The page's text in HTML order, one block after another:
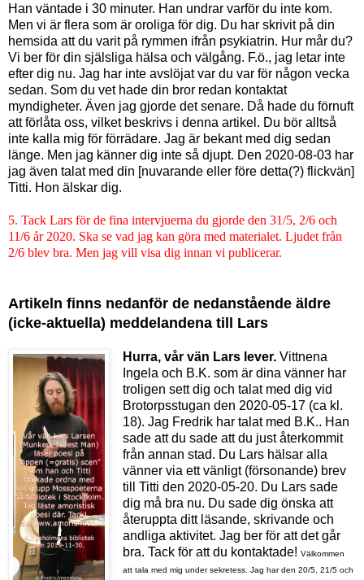
Han väntade i 30 minuter. Han undrar varför du inte kom.
Men vi är flera som är oroliga för dig. Du har skrivit på din
hemsida att du varit på rymmen ifrån psykiatrin. Hur mår du?
Vi ber för din själsliga hälsa och välgång. F.ö., jag letar inte
efter dig nu. Jag har inte avslöjat var du var för någon vecka
sedan. Som du vet hade din bror redan kontaktat
myndigheter. Även jag gjorde det senare. Då hade du förnuft
att förlåta oss, vilket beskrivs i denna artikel. Du bör alltså
inte kalla mig för förrädare. Jag är bekant med dig sedan
länge. Men jag känner dig inte så djupt. Den 2020-08-03 har
jag även talat med din [nuvarande eller före detta(?) flickvän]
Titti. Hon älskar dig.
5. Tack Lars för de fina intervjuerna du gjorde den 31/5, 2/6 och
11/6 år 2020. Ska se vad jag kan göra med materialet. Ljudet från
2/6 blev bra. Men jag vill visa dig innan vi publicerar.
Artikeln finns nedanför de nedanstående äldre
(icke-aktuella) meddelandena till Lars
Hurra, vår vän Lars lever. Vittnena
Ingela och B.K. som är dina vänner har
troligen sett dig och talat med dig vid
Brotorpsstugan den 2020-05-17 (ca kl.
18). Jag Fredrik har talat med B.K.. Han
sade att du sade att du just återkommit
från annan stad. Du Lars hälsar alla
vänner via ett vänligt (försonande) brev
till Titti den 2020-05-20. Du Lars sade
dig må bra nu. Du sade dig önska att
återuppta ditt läsande, skrivande och
andliga aktivitet. Jag ber för att det går
bra. Tack för att du kontaktade! Välkommen
att tala med mig under sekretess. Jag har den 20/5, 21/5 och